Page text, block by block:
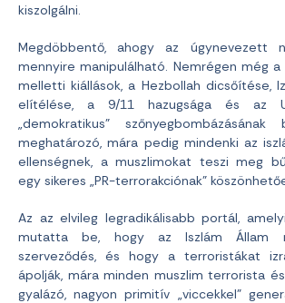
kiszolgálni.
Megdöbbentő, ahogy az úgynevezett
mennyire manipulálható. Nemrégen még
melletti kiállások, a Hezbollah dicsőítése,
elítélése, a 9/11 hazugsága és az
„demokratikus”
meghatározó, mára pedig mindenki az
ellenségnek, a muszlimokat teszi meg
egy sikeres „PR-terrorakciónak”
Az az elvileg legradikálisabb portál,
mutatta be, hogy az Iszlám Állam
szerveződés, és hogy a terroristákat
ápolják, mára minden muszlim terrorista
gyalázó, nagyon primitív „viccekkel”